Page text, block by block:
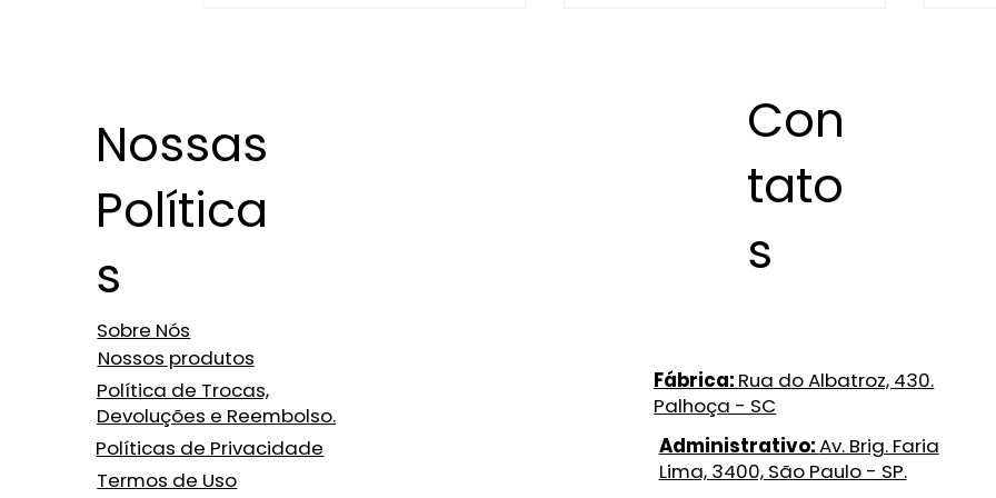
Limpeza de Vidro
Saiba o que é e Suas
Nossas
Política
s
Nossos produtos
Sobre Nós
Política de Trocas,
Devoluções e Reembolso.
Políticas de Privacidade
Termos de Uso
Con
tato
s
Fábrica: Rua do Albatroz, 430.
Palhoça - SC
Administrativo:Av. Brig. Faria
Lima, 3400, São Paulo - SP.